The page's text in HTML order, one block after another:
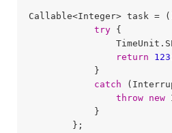
Callable<Integer> task =
try {
return
123
            }
catch
throw
new
            }
        };